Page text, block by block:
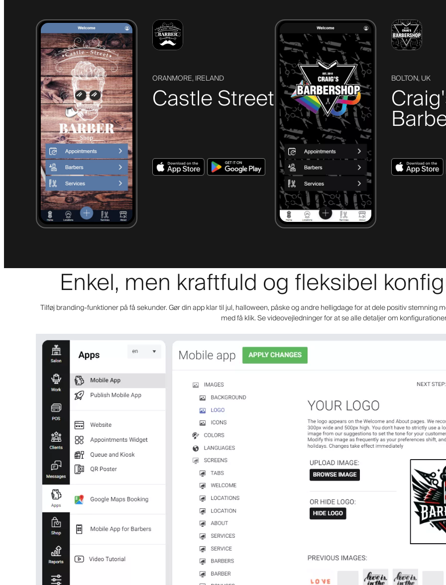
ORANMORE, IRELAND
Castle Street
BOLTON, UK
Enkel, men kraftfuld og fleksibel
Tilføj branding-funktioner på få sekunder. Gør din app klar til jul, halloween, påske og andre helligdage for at dele positiv stemning
med få klik. Se videovejledninger for at se alle detaljer om